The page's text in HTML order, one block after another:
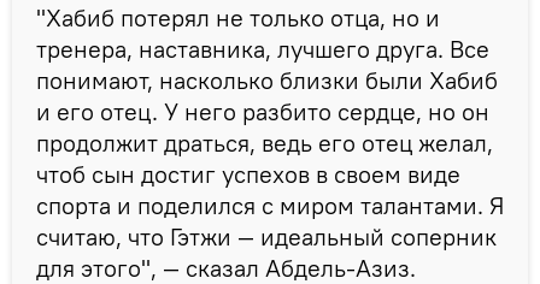
"Хабиб потерял не только отца, но и
тренера, наставника, лучшего друга. Все
понимают, насколько близки были Хабиб
и его отец. У него разбито сердце, но он
продолжит драться, ведь его отец желал,
чтоб сын достиг успехов в своем виде
спорта и поделился с миром талантами. Я
считаю, что Гэтжи — идеальный соперник
для этого", — сказал Абдель-Азиз.